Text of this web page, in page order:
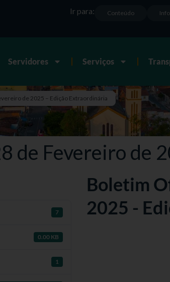
Conteúdo
Ir para:
Servidores Serviços
de 2025 – Edição Extraordinária
de Fevereiro de
7
0.00 KB
1
Boletim
2025 -